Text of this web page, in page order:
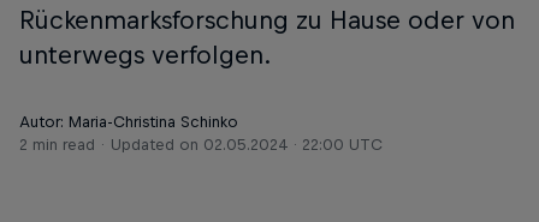
Rückenmarksforschung zu Hause oder von
unterwegs verfolgen.
Autor: Maria-Christina Schinko
2 min read
Updated on 02.05.2024 · 22:00 UTC